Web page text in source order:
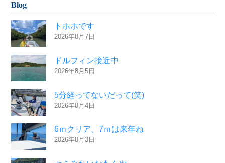
Blog
トホホです
2026年8月7日
ドルフィン接近中
2026年8月5日
5分経ってないだって(笑)
2026年8月4日
6ｍクリア、7ｍは来年ね
2026年8月3日